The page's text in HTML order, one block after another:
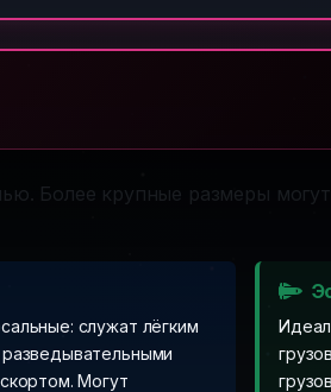
Более крупные размеры
служат лёгким
Могут